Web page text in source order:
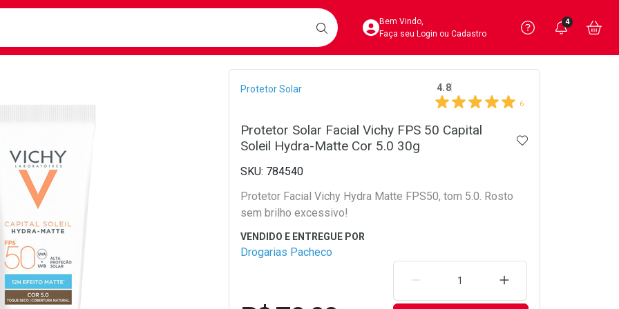
BUSCARAcesse sua Conta
Bem Vindo,
Faça seu Login ou Cadastro
Precisa
Ver Recursos
Você
4
Breadcrumb
Protetor Solar 4.8
6
Protetor Solar Facial Vichy FPS 50 Capital
Soleil Hydra-Matte Cor 5.0 30g
ADICIONAR AOS
784540
Protetor Facial Vichy Hydra Matte FPS50, tom 5.0. Rosto
sem brilho excessivo!
Drogarias Pacheco
REMOVER UMA UNIDADEAUMENTAR UMA